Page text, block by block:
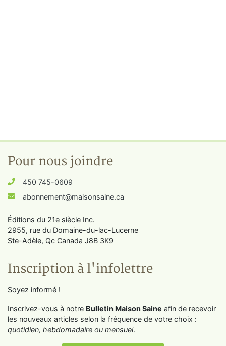
Pour nous joindre
450 745-0609
abonnement@maisonsaine.ca
Éditions du 21e siècle Inc.
2955, rue du Domaine-du-lac-Lucerne
Ste-Adèle, Qc Canada J8B 3K9
Inscription à l'infolettre
Soyez informé !
Inscrivez-vous à notre Bulletin Maison Saine afin de recevoir
les nouveaux articles selon la fréquence de votre choix :
quotidien, hebdomadaire ou mensuel.